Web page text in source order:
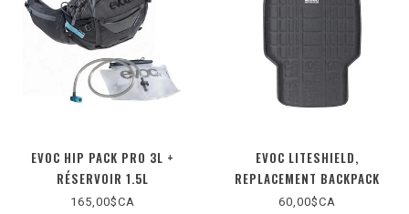
EVOC HIP PACK PRO 3L +
RÉSERVOIR 1.5L
165,00$CA
EVOC LITESHIELD,
REPLACEMENT BACKPACK
PROTECTOR
60,00$CA